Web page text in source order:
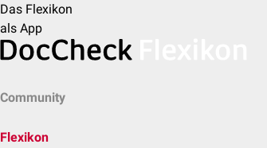
Das Flexikon
als App
Community
Flexikon